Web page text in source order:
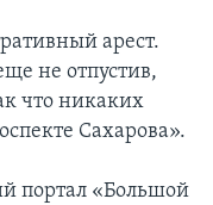
арест.
не отпустив,
что никаких
Сахарова».
портал «Большой